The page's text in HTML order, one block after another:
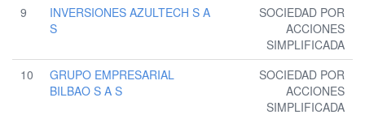
9
INVERSIONES AZULTECH S A
S
SOCIEDAD POR
ACCIONES
SIMPLIFICADA
10
GRUPO EMPRESARIAL
BILBAO S A S
SOCIEDAD POR
ACCIONES
SIMPLIFICADA